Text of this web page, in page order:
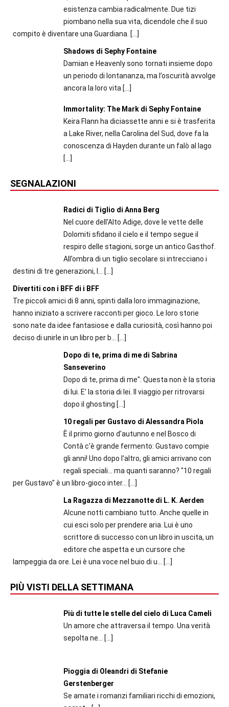
esistenza cambia radicalmente. Due tizi
piombano nella sua vita, dicendole che il suo
compito è diventare una Guardiana. […]
Shadows di Sephy Fontaine
Damian e Heavenly sono tornati insieme dopo
un periodo di lontananza, ma l’oscurità avvolge
ancora la loro vita[…]
Immortality: The Mark di Sephy Fontaine
Keira Flann ha diciassette anni e si è trasferita
a Lake River, nella Carolina del Sud, dove fa la
conoscenza di Hayden durante un falò al lago
[…]
SEGNALAZIONI
Radici di Tiglio di Anna Berg
Nel cuore dell’Alto Adige, dove le vette delle
Dolomiti sfidano il cielo e il tempo segue il
respiro delle stagioni, sorge un antico Gasthof.
All’ombra di un tiglio secolare si intrecciano i
destini di tre generazioni, l...
[…]
Divertiti con i BFF di i BFF
Tre piccoli amici di 8 anni, spinti dalla loro immaginazione,
hanno iniziato a scrivere racconti per gioco. Le loro storie
sono nate da idee fantasiose e dalla curiosità, così hanno poi
deciso di unirle in un libro per b...
[…]
Dopo di te, prima di me di Sabrina
Sanseverino
Dopo di te, prima di me": Questa non è la storia
di lui. E' la storia di lei. Il viaggio per ritrovarsi
dopo il ghosting […]
10 regali per Gustavo di Alessandra Piola
È il primo giorno d'autunno e nel Bosco di
Contà c'è grande fermento: Gustavo compie
gli anni! Uno dopo l'altro, gli amici arrivano con
regali speciali... ma quanti saranno? "10 regali
per Gustavo" è un libro-gioco inter...
[…]
La Ragazza di Mezzanotte di L. K. Aerden
Alcune notti cambiano tutto. Anche quelle in
cui esci solo per prendere aria. Lui è uno
scrittore di successo con un libro in uscita, un
editore che aspetta e un cursore che
lampeggia da ore. Lei è una voce nel buio di u...
[…]
PIÙ VISTI DELLA SETTIMANA
Più di tutte le stelle del cielo di Luca Cameli
Un amore che attraversa il tempo. Una verità
sepolta ne...
[…]
Pioggia di Oleandri di Stefanie
Gerstenberger
Se amate i romanzi familiari ricchi di emozioni,